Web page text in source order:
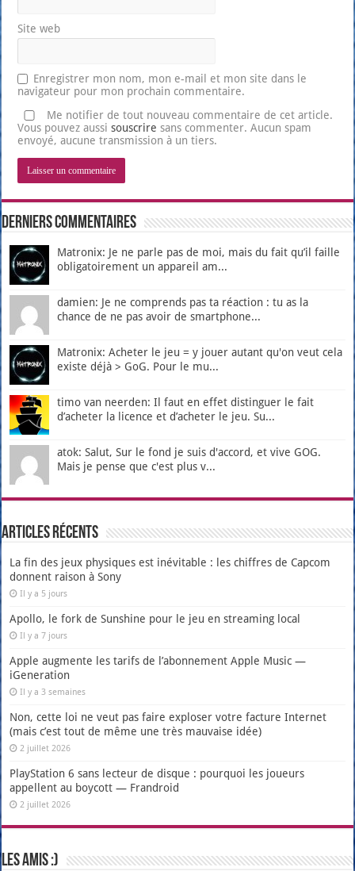
Site web
Enregistrer mon nom, mon e-mail et mon site dans le
navigateur pour mon prochain commentaire.
Me notifier de tout nouveau commentaire de cet article.
Vous pouvez aussisouscrire sans commenter. Aucun spam
envoyé, aucune transmission à un tiers.
Derniers Commentaires
Matronix: Je ne parle pas de moi, mais du fait qu’il faille
obligatoirement un appareil am...
damien: Je ne comprends pas ta réaction : tu as la
chance de ne pas avoir de smartphone...
Matronix: Acheter le jeu = y jouer autant qu'on veut cela
existe déjà > GoG. Pour le mu...
timo van neerden: Il faut en effet distinguer le fait
d’acheter la licence et d’acheter le jeu. Su...
atok: Salut, Sur le fond je suis d'accord, et vive GOG.
Mais je pense que c'est plus v...
Articles récents
La fin des jeux physiques est inévitable : les chiffres de Capcom
donnent raison à Sony
Il y a 5 jours
Apollo, le fork de Sunshine pour le jeu en streaming local
Il y a 7 jours
Apple augmente les tarifs de l’abonnement Apple Music —
iGeneration
Il y a 3 semaines
Non, cette loi ne veut pas faire exploser votre facture Internet
(mais c’est tout de même une très mauvaise idée)
2 juillet 2026
PlayStation 6 sans lecteur de disque : pourquoi les joueurs
appellent au boycott — Frandroid
2 juillet 2026
Les amis :)